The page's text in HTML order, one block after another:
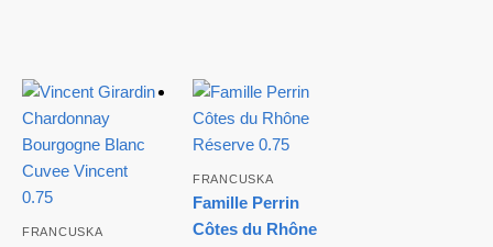
FRANCUSKA
FRANCUSKA
Famille Perrin
Côtes du Rhône